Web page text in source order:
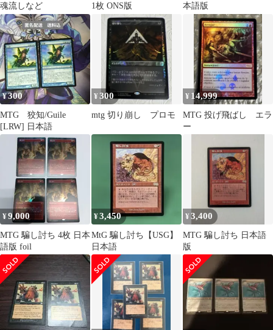
魂流しなど
1枚 ONS版
本語版
¥300
MTG 狡知/Guile
[LRW] 日本語
¥300
mtg 切り崩し プロモ
¥ 14,999
MTG 投げ飛ばし エラ
ー
¥9,000
MTG 騙し討ち 4枚 日本
語版 foil
¥3,450
MtG 騙し討ち【USG】
日本語
¥3,400
MTG 騙し討ち 日本語
版